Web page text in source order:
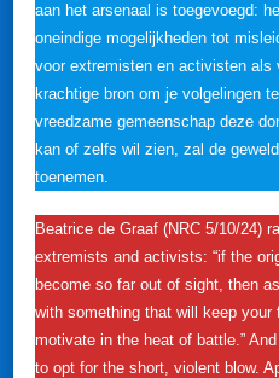
aan het arsenaal is toegevoegd:
oneindige mogelijkheden tot
voor extremisten en activisten als
krachtige bron om je volgelingen
vreedzame gemeenschap deze
kan of zelfs wil zien, zal de
toenemen.
Beatrice de Graaf (NRC 5/10/24)
extremists and activists: “if the
become so far out of sight, then
with something that will keep your
motivate in the heat of battle.”
to opt for the short, violent blow.